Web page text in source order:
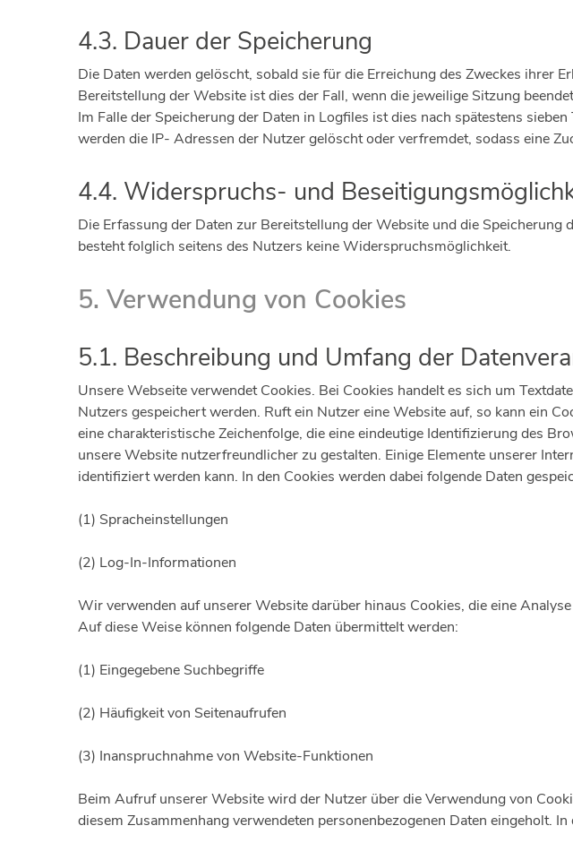
4.3. Dauer der Speicherung
Die Daten werden gelöscht, sobald sie für die Erreichung des Zweckes ihrer
Bereitstellung der Website ist dies der Fall, wenn die jeweilige Sitzung
Im Falle der Speicherung der Daten in Logfiles ist dies nach spätestens
werden die IP- Adressen der Nutzer gelöscht oder verfremdet, sodass eine
4.4. Widerspruchs- und
Die Erfassung der Daten zur Bereitstellung der Website und die
besteht folglich seitens des Nutzers keine Widerspruchsmöglichkeit.
5. Verwendung von Cookies
5.1. Beschreibung und Umfang der
Unsere Webseite verwendet Cookies. Bei Cookies handelt es sich um
Nutzers gespeichert werden. Ruft ein Nutzer eine Website auf, so kann ein
eine charakteristische Zeichenfolge, die eine eindeutige Identifizierung des
unsere Website nutzerfreundlicher zu gestalten. Einige Elemente unserer
identifiziert werden kann. In den Cookies werden dabei folgende Daten
(1) Spracheinstellungen
(2) Log-In-Informationen
Wir verwenden auf unserer Website darüber hinaus Cookies, die eine
Auf diese Weise können folgende Daten übermittelt werden:
(1) Eingegebene Suchbegriffe
(2) Häufigkeit von Seitenaufrufen
(3) Inanspruchnahme von Website-Funktionen
Beim Aufruf unserer Website wird der Nutzer über die Verwendung von
diesem Zusammenhang verwendeten personenbezogenen Daten eingeholt.